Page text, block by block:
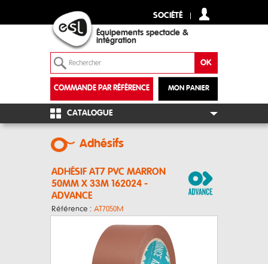
SOCIÉTÉ
Équipements spectacle &
intégration
MON PANIER
COMMANDE PAR RÉFÉRENCE
+
CATALOGUE
Adhésifs
ADHÉSIF AT7 PVC MARRON
50MM X 33M 162024 -
ADVANCE
Référence : AT7050M